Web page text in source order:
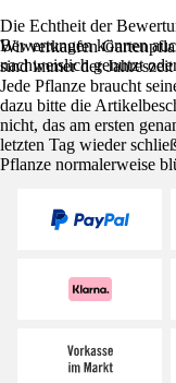
Wir verkaufen
sind immer der
Jede Pflanze braucht
dazu bitte die
nicht, das am ersten
letzten Tag wieder
Pflanze normalerweise
Die Echtheit der
Bewertungen können
nachweislich genutzt